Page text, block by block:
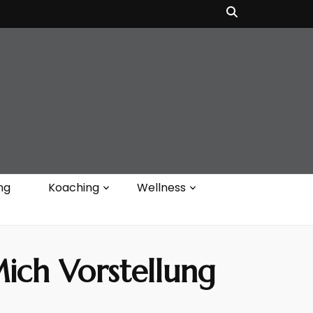
Koaching
Wellness
Vorstellung